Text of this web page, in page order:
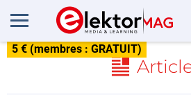
5 € (membres : GRATUIT)